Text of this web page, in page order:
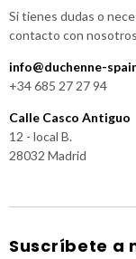
Si tienes dudas o
contacto con
info@duchenne-
+34 685 27 27 94
Calle Casco Antiguo
12 - local B.
28032 Madrid
Suscríbete a